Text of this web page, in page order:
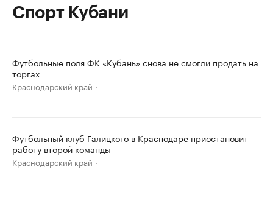
Спорт Кубани
Футбольные поля ФК «Кубань» снова не смогли продать на
торгах
Краснодарский край
Футбольный клуб Галицкого в Краснодаре приостановит
работу второй команды
Краснодарский край